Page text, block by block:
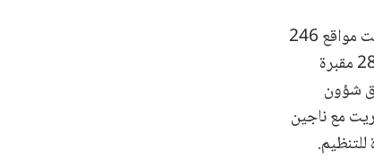
جديدة لمناطق شمال سوريا شملت مواقع 246
سجناً، و63 مقبرة جماعية استخدمها تنظيم داعش، ومن الجدير بالذكر أن مواقع 66 سجناً و28 مقبرة
شؤون
مع ناجين